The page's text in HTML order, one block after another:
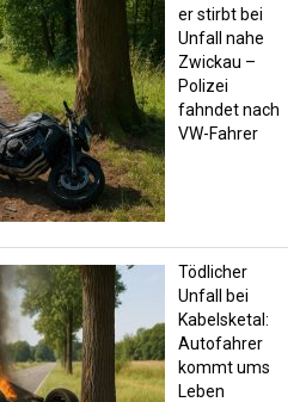
er stirbt bei
Unfall nahe
Zwickau –
Polizei
fahndet nach
VW-Fahrer
Tödlicher
Unfall bei
Kabelsketal:
Autofahrer
kommt ums
Leben